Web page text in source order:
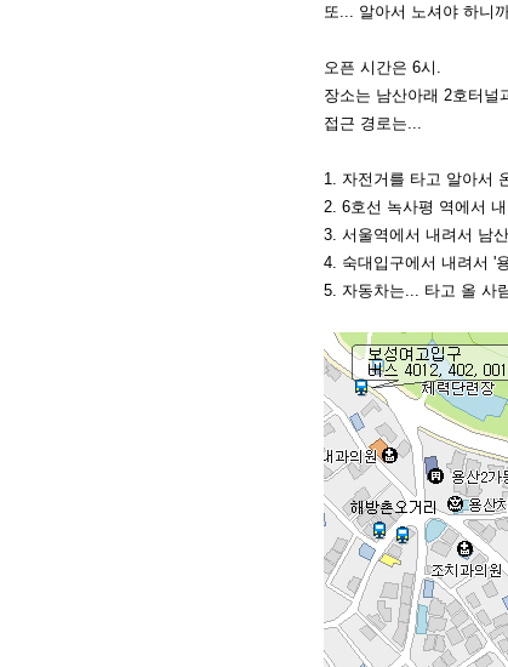
또... 알아서 노셔야 하니
오픈 시간은 6시.
장소는 남산아래 2호터널
접근 경로는...
1. 자전거를 타고 알아서
2. 6호선 녹사평 역에서
3. 서울역에서 내려서 남
4. 숙대입구에서 내려서 '
5. 자동차는... 타고 올 사